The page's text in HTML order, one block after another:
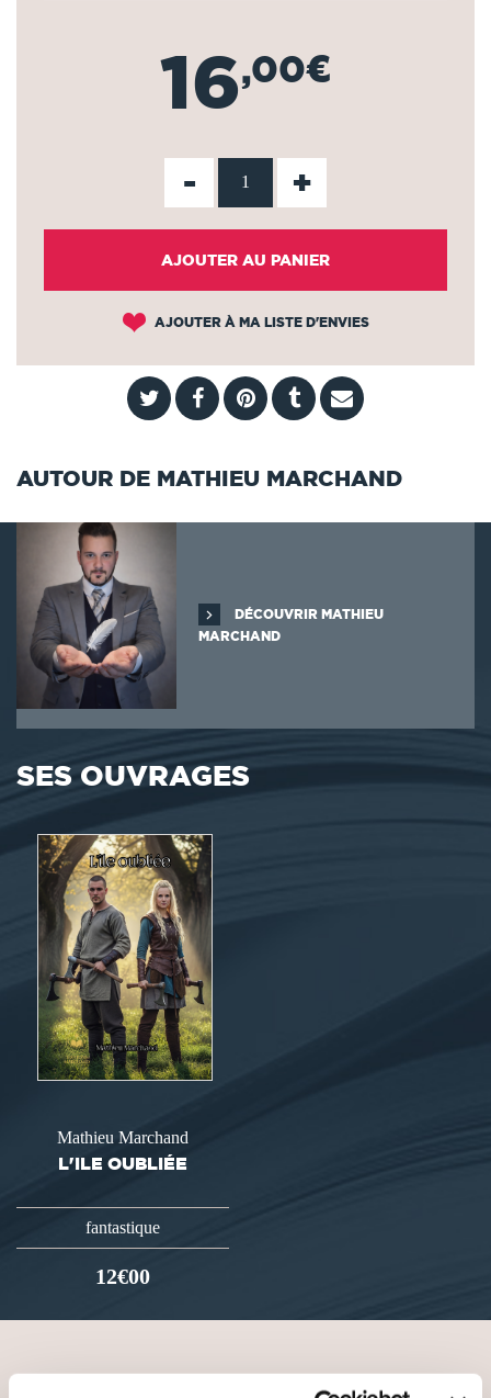
16,00€
- +
AJOUTER AU PANIER
AJOUTER À MA LISTE D'ENVIES
AUTOUR DE MATHIEU MARCHAND
DÉCOUVRIR MATHIEU
MARCHAND
SES OUVRAGES
Mathieu Marchand
L'ILE OUBLIÉE
fantastique
12€00